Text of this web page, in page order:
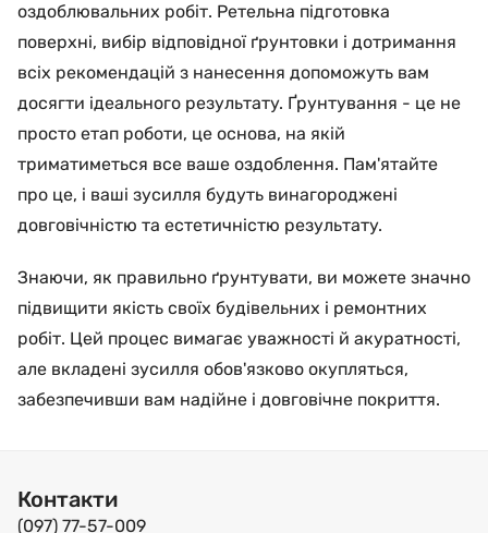
оздоблювальних робіт. Ретельна підготовка
поверхні, вибір відповідної ґрунтовки і дотримання
всіх рекомендацій з нанесення допоможуть вам
досягти ідеального результату. Ґрунтування - це не
просто етап роботи, це основа, на якій
триматиметься все ваше оздоблення. Пам'ятайте
про це, і ваші зусилля будуть винагороджені
довговічністю та естетичністю результату.
Знаючи, як правильно ґрунтувати, ви можете значно
підвищити якість своїх будівельних і ремонтних
робіт. Цей процес вимагає уважності й акуратності,
але вкладені зусилля обов'язково окупляться,
забезпечивши вам надійне і довговічне покриття.
Контакти
(097) 77-57-009